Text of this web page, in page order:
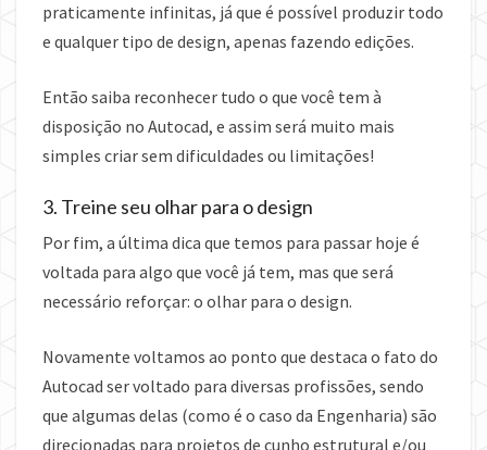
praticamente infinitas, já que é possível produzir todo
e qualquer tipo de design, apenas fazendo edições.
Então saiba reconhecer tudo o que você tem à
disposição no Autocad, e assim será muito mais
simples criar sem dificuldades ou limitações!
3. Treine seu olhar para o design
Por fim, a última dica que temos para passar hoje é
voltada para algo que você já tem, mas que será
necessário reforçar: o olhar para o design.
Novamente voltamos ao ponto que destaca o fato do
Autocad ser voltado para diversas profissões, sendo
que algumas delas (como é o caso da Engenharia) são
direcionadas para projetos de cunho estrutural e/ou